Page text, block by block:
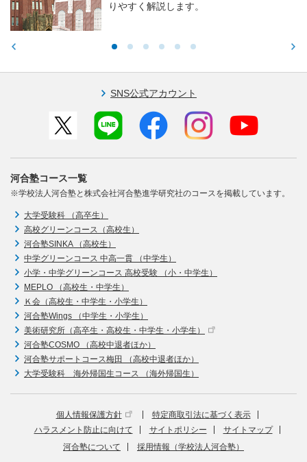
りやすく解説します。
SNS公式アカウント
河合塾コース一覧
※学校法人河合塾と株式会社河合塾進学研究社のコースを掲載しています。
大学受験科 （高卒生）
高校グリーンコース（高校生）
河合塾SINKA （高校生）
中学グリーンコース 中高一貫 （中学生）
小学・中学グリーンコース 高校受験 （小・中学生）
MEPLO （高校生・中学生）
Ｋ会（高校生・中学生・小学生）
河合塾Wings （中学生・小学生）
美術研究所（高卒生・高校生・中学生・小学生）
河合塾COSMO （高校中退者ほか）
河合塾サポートコース梅田 （高校中退者ほか）
大学受験科 海外帰国生コース （海外帰国生）
個人情報保護方針
特定商取引法に基づく表示
ハラスメント防止に向けて
サイトポリシー
サイトマップ
河合塾について
採用情報（学校法人河合塾）